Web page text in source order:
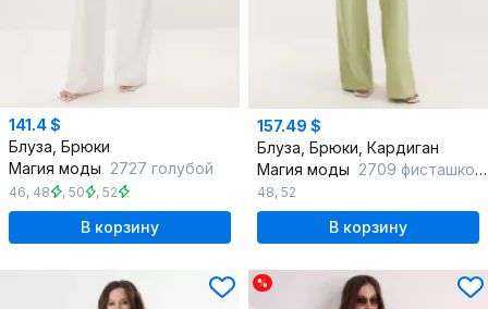
141.4 $
Блуза, Брюки
Магия моды 2727 голубой
46, 48 , 50 , 52
В корзину
157.49 $
Блуза, Брюки, Кардиган
Магия моды 2709 фисташковый
48, 52
В корзину
%